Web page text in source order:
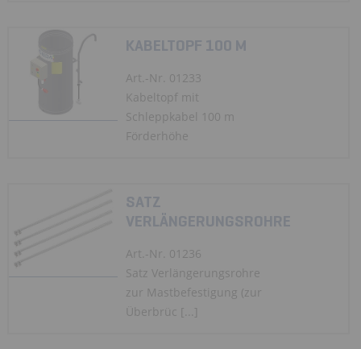
KABELTOPF 100 M
Art.-Nr. 01233
Kabeltopf mit
Schleppkabel 100 m
Förderhöhe
SATZ
VERLÄNGERUNGSROHRE
Art.-Nr. 01236
Satz Verlängerungsrohre
zur Mastbefestigung (zur
Überbrüc [...]